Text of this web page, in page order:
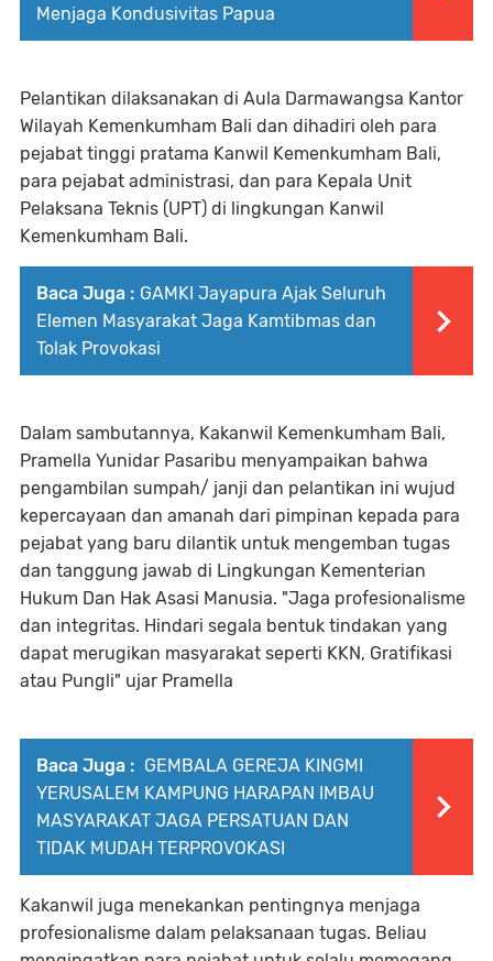
Menjaga Kondusivitas Papua
Pelantikan dilaksanakan di Aula Darmawangsa Kantor
Wilayah Kemenkumham Bali dan dihadiri oleh para
pejabat tinggi pratama Kanwil Kemenkumham Bali,
para pejabat administrasi, dan para Kepala Unit
Pelaksana Teknis (UPT) di lingkungan Kanwil
Kemenkumham Bali.
Baca Juga : GAMKI Jayapura Ajak Seluruh
Elemen Masyarakat Jaga Kamtibmas dan
Tolak Provokasi
Dalam sambutannya, Kakanwil Kemenkumham Bali,
Pramella Yunidar Pasaribu menyampaikan bahwa
pengambilan sumpah/ janji dan pelantikan ini wujud
kepercayaan dan amanah dari pimpinan kepada para
pejabat yang baru dilantik untuk mengemban tugas
dan tanggung jawab di Lingkungan Kementerian
Hukum Dan Hak Asasi Manusia. "Jaga profesionalisme
dan integritas. Hindari segala bentuk tindakan yang
dapat merugikan masyarakat seperti KKN, Gratifikasi
atau Pungli" ujar Pramella
Baca Juga : GEMBALA GEREJA KINGMI
YERUSALEM KAMPUNG HARAPAN IMBAU
MASYARAKAT JAGA PERSATUAN DAN
TIDAK MUDAH TERPROVOKASI
Kakanwil juga menekankan pentingnya menjaga
profesionalisme dalam pelaksanaan tugas. Beliau